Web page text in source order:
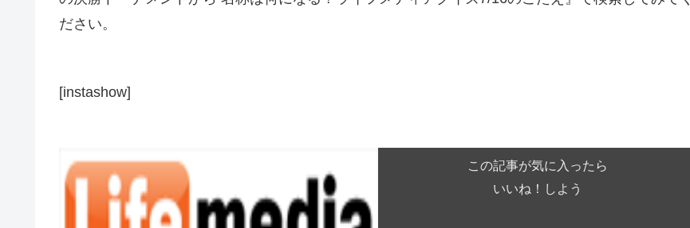
ださい。
[instashow]
この記事が気に入ったら
いいね！しよう